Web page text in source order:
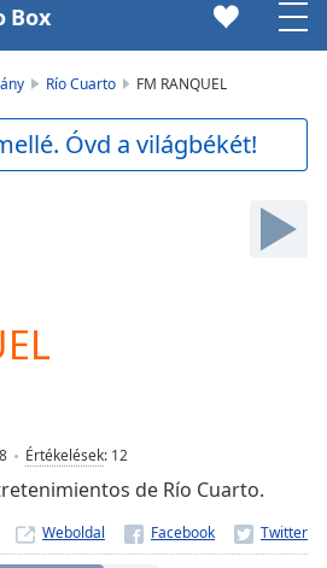
Box
Río Cuarto FM RANQUEL
Óvd a világbékét!
Értékelések: 12
de Río Cuarto.
Weboldal